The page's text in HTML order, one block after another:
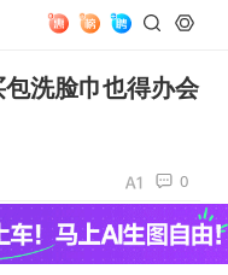
洗脸巾也得办会
0